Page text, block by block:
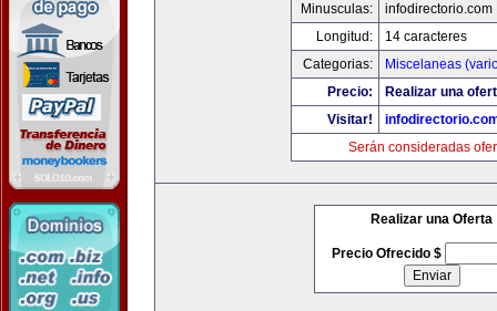
Minusculas:
infodirectorio.com
Longitud:
14 caracteres
Categorias:
Miscelaneas
Precio:
Realizar una
Visitar!
Serán consideradas
Realizar una Oferta
Precio Ofrecido $